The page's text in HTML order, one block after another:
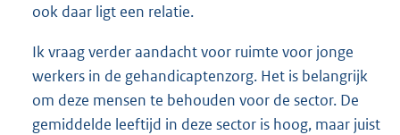
ook daar ligt een relatie.
Ik vraag verder aandacht voor ruimte voor jonge
werkers in de gehandicaptenzorg. Het is belangrijk
om deze mensen te behouden voor de sector. De
gemiddelde leeftijd in deze sector is hoog, maar juist